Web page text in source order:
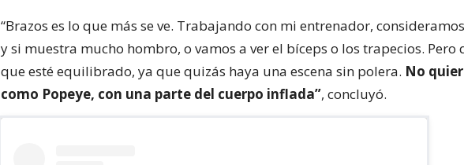
“Brazos es lo que más se ve. Trabajando con mi entrenador,
y si muestra mucho hombro, o vamos a ver el bíceps o los trapecios. Pero
que esté equilibrado, ya que quizás haya una escena sin polera. No
como Popeye, con una parte del cuerpo inflada”, concluyó.